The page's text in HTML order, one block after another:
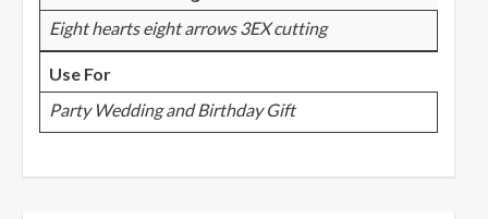
Eight hearts eight arrows 3EX cutting
Use For
Party Wedding and Birthday Gift